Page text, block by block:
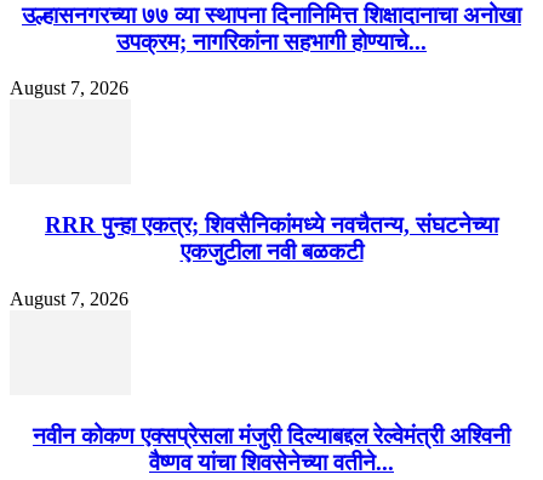
उल्हासनगरच्या ७७ व्या स्थापना दिनानिमित्त शिक्षादानाचा अनोखा
उपक्रम; नागरिकांना सहभागी होण्याचे...
August 7, 2026
RRR पुन्हा एकत्र; शिवसैनिकांमध्ये नवचैतन्य, संघटनेच्या
एकजुटीला नवी बळकटी
August 7, 2026
नवीन कोकण एक्सप्रेसला मंजुरी दिल्याबद्दल रेल्वेमंत्री अश्विनी
वैष्णव यांचा शिवसेनेच्या वतीने...